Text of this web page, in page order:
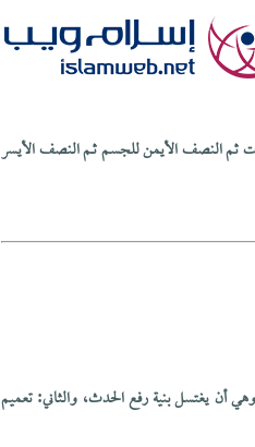
ثم النصف الأيمن للجسم ثـم النصف الأيسر
أن يغتسل بنية رفع الحدث، والثاني: تعميم